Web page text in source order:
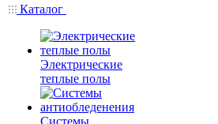
Каталог
Электрические
теплые полы
Системы